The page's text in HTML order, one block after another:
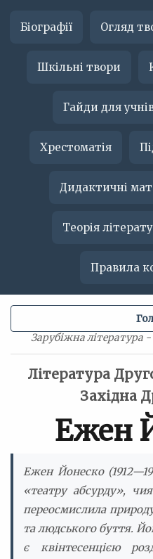
Біографії Огляд
Шкільні твори
Гайди для
Хрестоматія
Дидактичні
Теорія
Правила
Зарубіжна література
Література
Західна
Ежен
Ежен Йонеско
«театру абсурду»,
переосмислила
та людського буття.
є квінтесенцією